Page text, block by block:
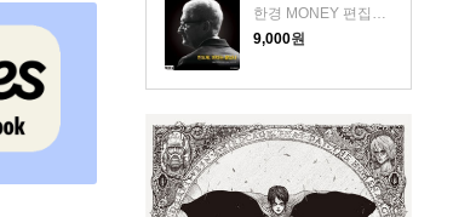
한경 MONEY 편집부 저
9,000원